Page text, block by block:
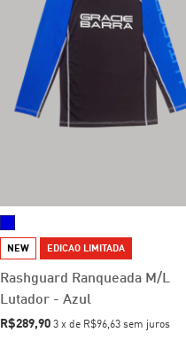
NEW EDICAO LIMITADA
Rashguard Ranqueada M/L
Lutador - Azul
R$289,90 3 x de R$96,63 sem juros